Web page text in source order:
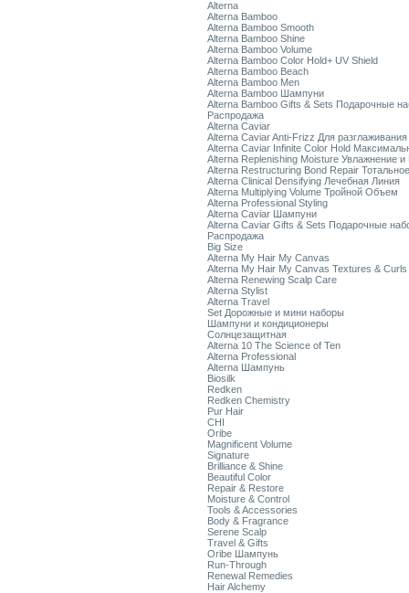
Alterna
Alterna Bamboo
Alterna Bamboo Smooth
Alterna Bamboo Shine
Alterna Bamboo Volume
Alterna Bamboo Color Hold+ UV Shield
Alterna Bamboo Beach
Alterna Bamboo Men
Alterna Bamboo Шампуни
Alterna Bamboo Gifts & Sets Подарочные
Распродажа
Alterna Caviar
Alterna Caviar Anti-Frizz Для
Alterna Caviar Infinite Color Hold
Alterna Replenishing Moisture Увлажнение и
Alterna Restructuring Bond Repair
Alterna Clinical Densifying Лечебная Линия
Alterna Multiplying Volume Тройной Объем
Alterna Professional Styling
Alterna Caviar Шампуни
Alterna Caviar Gifts & Sets Подарочные
Распродажа
Big Size
Alterna My Hair My Canvas
Alterna My Hair My Canvas Textures & Curls
Alterna Renewing Scalp Care
Alterna Stylist
Alterna Travel
Set Дорожные и мини наборы
Шампуни и кондиционеры
Солнцезащитная
Alterna 10 The Science of Ten
Alterna Professional
Alterna Шампунь
Biosilk
Redken
Redken Chemistry
Pur Hair
CHI
Oribe
Magnificent Volume
Signature
Brilliance & Shine
Beautiful Color
Repair & Restore
Moisture & Control
Tools & Accessories
Body & Fragrance
Serene Scalp
Travel & Gifts
Oribe Шампунь
Run-Through
Renewal Remedies
Hair Alchemy